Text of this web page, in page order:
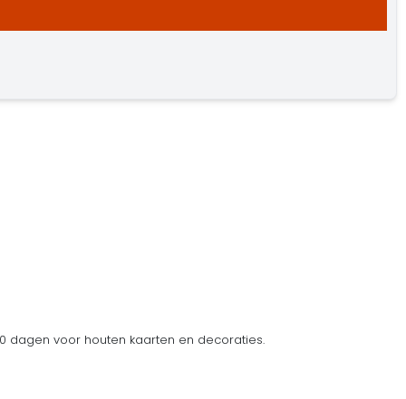
dagen voor houten kaarten en decoraties.